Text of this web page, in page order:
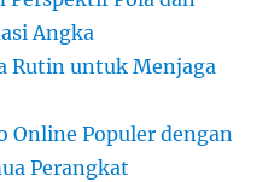
Angka
Rutin untuk Menjaga
Online Populer dengan
Perangkat